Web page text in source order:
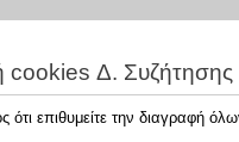
cookies Δ. Συζήτησης
ότι επιθυμείτε την διαγραφή